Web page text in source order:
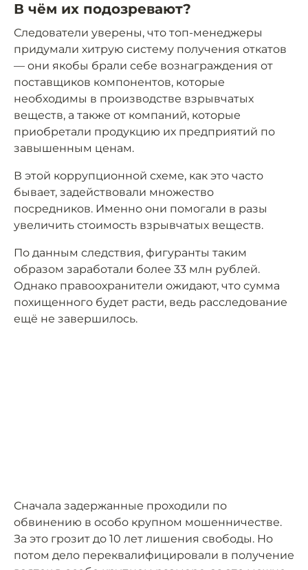
В чём их подозревают?
Следователи уверены, что топ-менеджеры
придумали хитрую систему получения откатов
— они якобы брали себе вознаграждения от
поставщиков компонентов, которые
необходимы в производстве взрывчатых
веществ, а также от компаний, которые
приобретали продукцию их предприятий по
завышенным ценам.
В этой коррупционной схеме, как это часто
бывает, задействовали множество
посредников. Именно они помогали в разы
увеличить стоимость взрывчатых веществ.
По данным следствия, фигуранты таким
образом заработали более 33 млн рублей.
Однако правоохранители ожидают, что сумма
похищенного будет расти, ведь расследование
ещё не завершилось.
Сначала задержанные проходили по
обвинению в особо крупном мошенничестве.
За это грозит до 10 лет лишения свободы. Но
потом дело переквалифицировали в получение